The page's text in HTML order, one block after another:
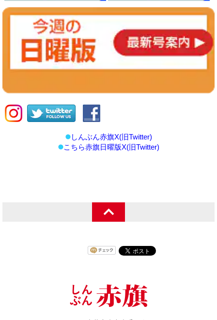
しんぶん赤旗X(旧Twitter)
こちら赤旗日曜版X(旧Twitter)